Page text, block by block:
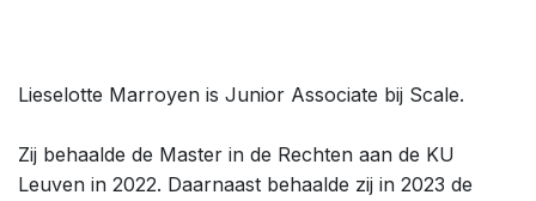
Lieselotte Marroyen is Junior Associate bij Scale.
Zij behaalde de Master in de Rechten aan de KU
Leuven in 2022. Daarnaast behaalde zij in 2023 de